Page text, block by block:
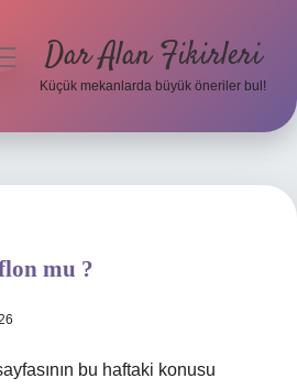
Dar Alan Fikirleri
Küçük mekanlarda büyük öneriler bul!
mu ?
bu haftaki konusu